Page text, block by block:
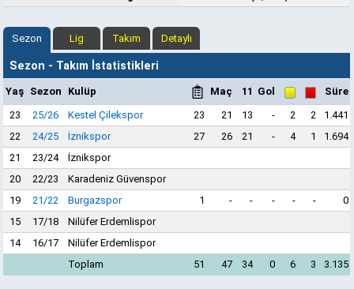
Sezon Lig Takım Detaylı
Sezon - Takım İstatistikleri
Yaş Sezon Kulüp Maç 11 Gol
Süre
23
25/26 Kestel Çilekspor 23 21 13 - 2 2
1.441
22
24/25 İznikspor 27 26 21 - 4 1
1.694
21
23/24
İznikspor
20
22/23
Karadeniz Güvenspor
19
21/22 Burgazspor 1 - - - - -
0
15
17/18
Nilüfer Erdemlispor
14
16/17
Nilüfer Erdemlispor
Toplam
51 47 34 0 6 3 3.135